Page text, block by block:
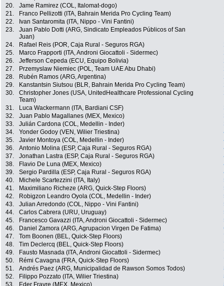
20. Jame Ramirez (COL, Italomat-dogo)
21.
Franco Pellizotti (ITA, Bahrain Merida Pro Cycling Team)
22.
Ivan Santaromita (ITA, Nippo - Vini Fantini)
23.
Juan Pablo Dotti (ARG, Sindicato Empleados Públicos of San
Juan)
24. Rafael Reis (POR, Caja Rural - Seguros RGA)
25.
Marco Frapporti (ITA, Androni Giocattoli - Sidermec)
26.
Jefferson Cepeda (ECU, Equipo Bolivia)
27.
Przemyslaw Niemiec (POL, Team UAE Abu Dhabi)
28.
Rubén Ramos (ARG, Argentina)
29.
Kanstantsin Siutsou (BLR, Bahrain Merida Pro Cycling Team)
30.
Christopher Jones (USA, UnitedHealthcare Professional Cycling
Team)
31. Luca Wackermann (ITA, Bardiani CSF)
32.
Juan Pablo Magallanes (MEX, Mexico)
33.
Julián Cardona (COL, Medellin - Inder)
34.
Yonder Godoy (VEN, Wilier Triestina)
35.
Javier Montoya (COL, Medellin - Inder)
36.
Antonio Molina (ESP, Caja Rural - Seguros RGA)
37.
Jonathan Lastra (ESP, Caja Rural - Seguros RGA)
38.
Flavio De Luna (MEX, Mexico)
39.
Sergio Pardilla (ESP, Caja Rural - Seguros RGA)
40.
Michele Scartezzini (ITA, Italy)
41.
Maximiliano Richeze (ARG, Quick-Step Floors)
42.
Robigzon Leandro Oyola (COL, Medellin - Inder)
43.
Julian Arredondo (COL, Nippo - Vini Fantini)
44.
Carlos Cabrera (URU, Uruguay)
45.
Francesco Gavazzi (ITA, Androni Giocattoli - Sidermec)
46.
Daniel Zamora (ARG, Agrupacion Virgen De Fatima)
47.
Tom Boonen (BEL, Quick-Step Floors)
48.
Tim Declercq (BEL, Quick-Step Floors)
49.
Fausto Masnada (ITA, Androni Giocattoli - Sidermec)
50.
Rémi Cavagna (FRA, Quick-Step Floors)
51.
Andrés Paez (ARG, Municipalidad de Rawson Somos Todos)
52.
Filippo Pozzato (ITA, Wilier Triestina)